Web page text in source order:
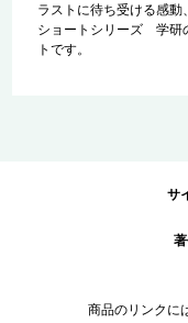
ラストに待ち受ける感
ショートシリーズ 学研
トです。
サ
商品のリンクに